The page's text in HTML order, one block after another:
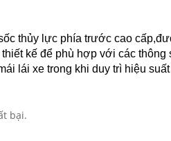
thủy lực phía trước cao
kế để phù hợp với các
lái xe trong khi duy trì hiệu
bại.